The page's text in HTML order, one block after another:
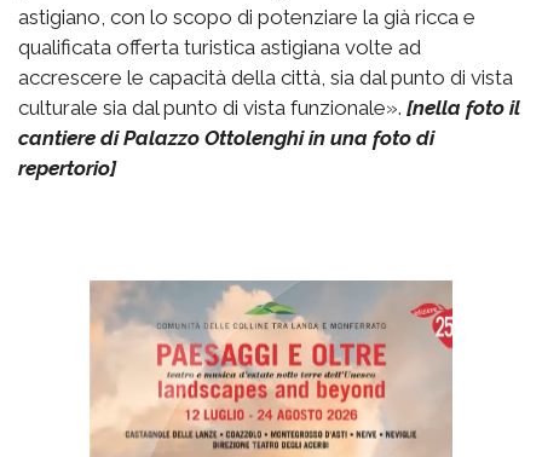
astigiano, con lo scopo di potenziare la già ricca e
qualificata offerta turistica astigiana volte ad
accrescere le capacità della città, sia dal punto di vista
culturale sia dal punto di vista funzionale». [nella foto il
cantiere di Palazzo Ottolenghi in una foto di
repertorio]